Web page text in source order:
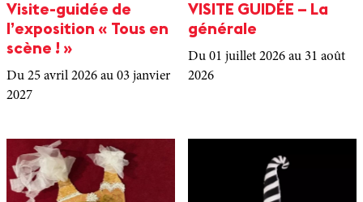
Visite-guidée de
l’exposition « Tous en
scène ! »
Du 25 avril 2026 au 03 janvier
2027
VISITE GUIDÉE – La
générale
Du 01 juillet 2026 au 31 août
2026